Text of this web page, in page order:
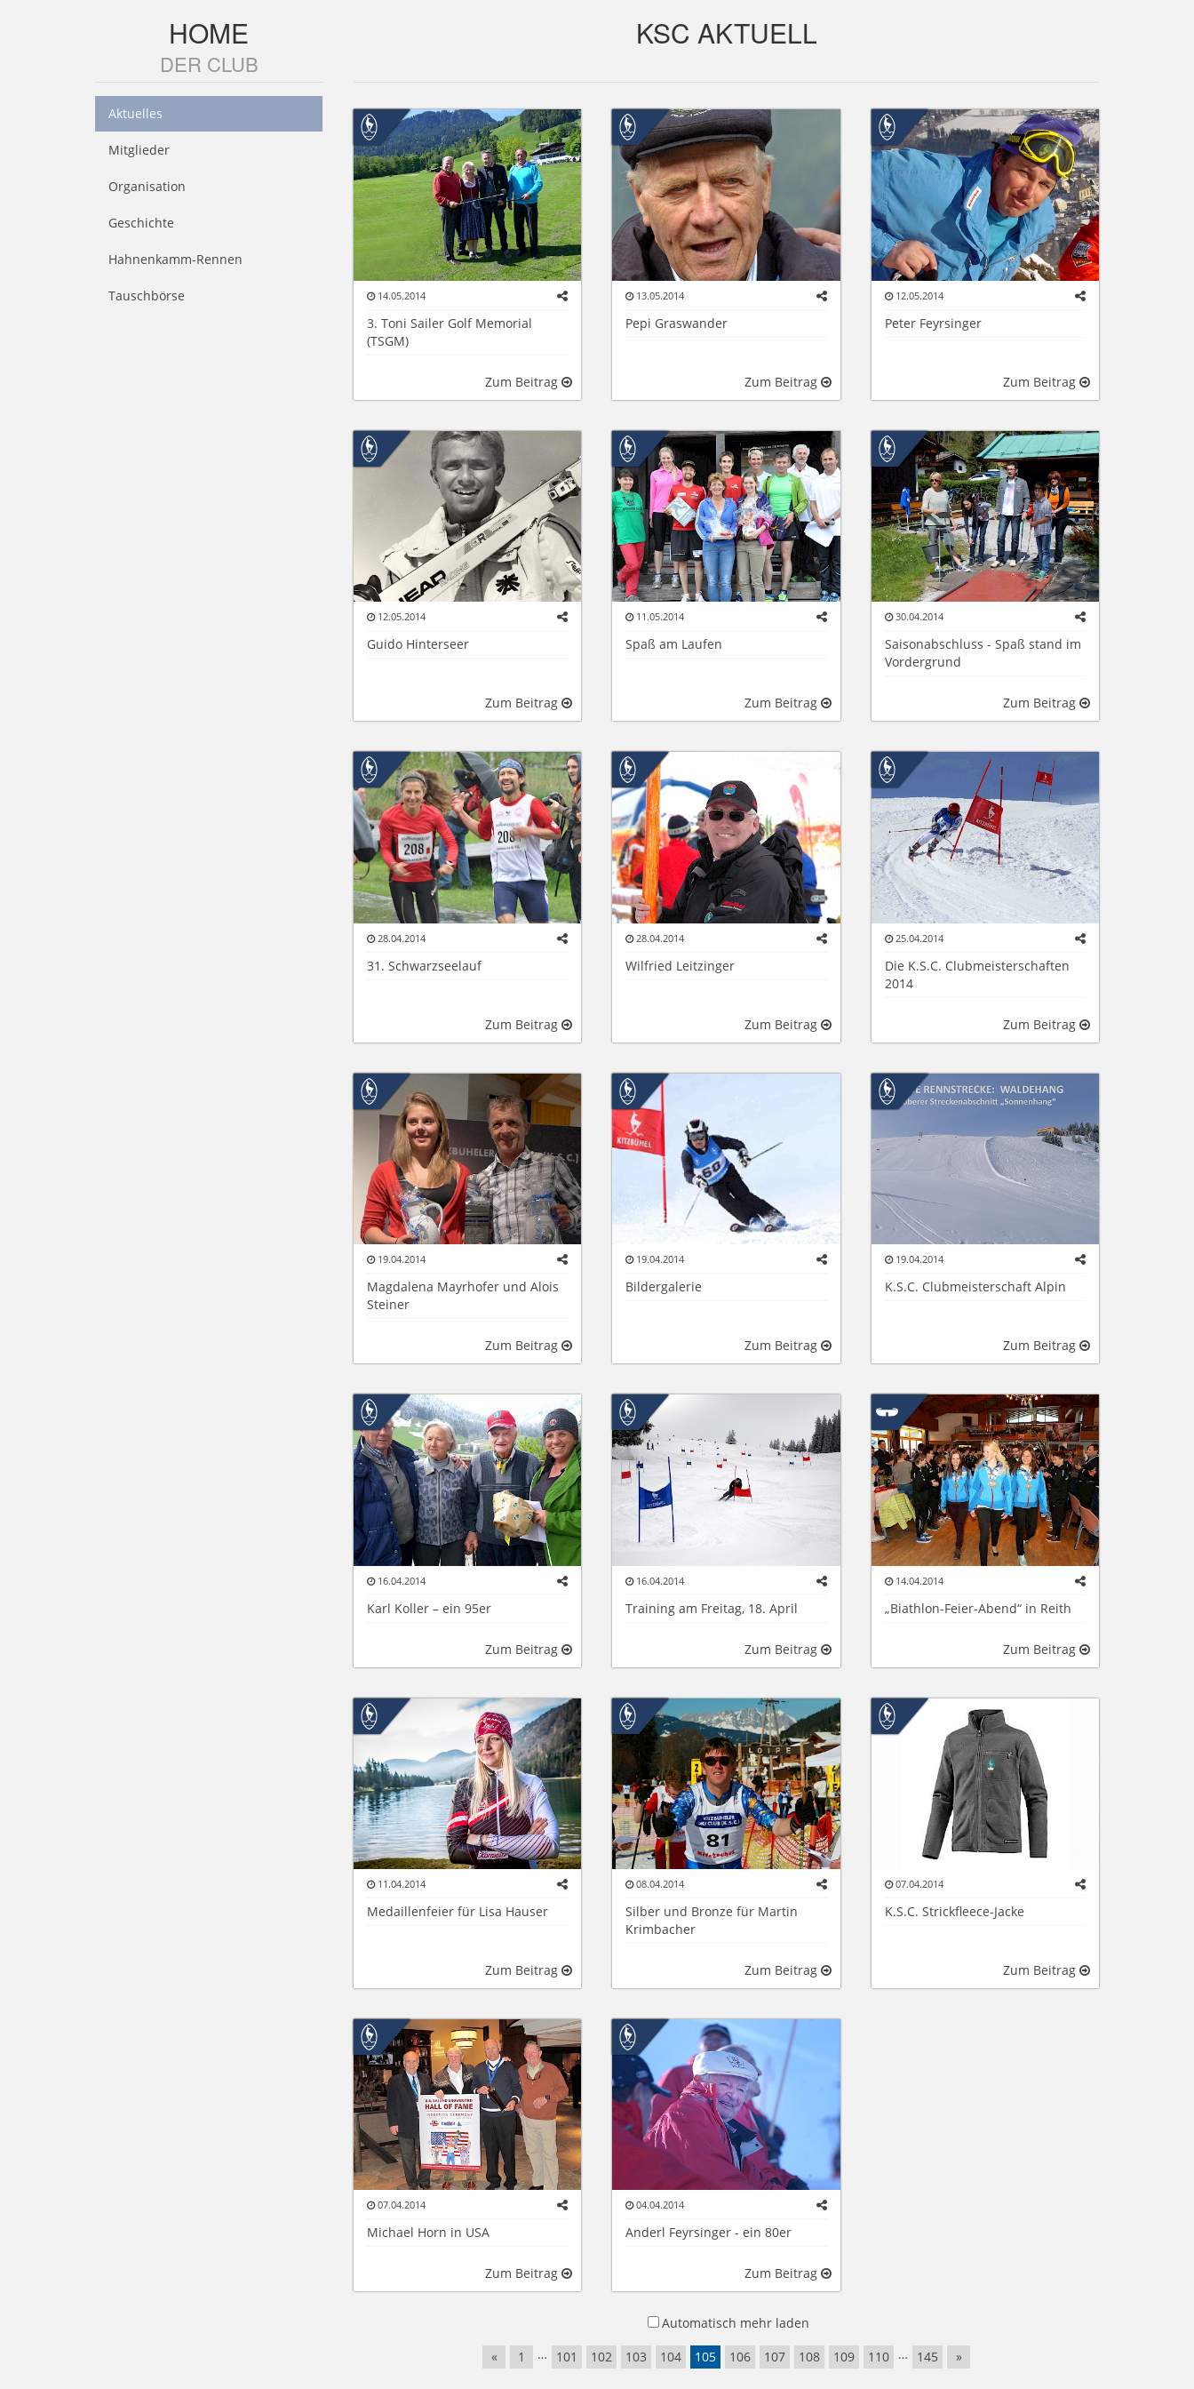
KSC AKTUELL
14.05.2014
3. Toni Sailer Golf Memorial
(TSGM)
Zum Beitrag
13.05.2014
Pepi Graswander
Zum Beitrag
12.05.2014
Peter Feyrsinger
Zum Beitrag
12.05.2014
Guido Hinterseer
Zum Beitrag
11.05.2014
Spaß am Laufen
Zum Beitrag
30.04.2014
Saisonabschluss - Spaß stand im
Vordergrund
Zum Beitrag
28.04.2014
31. Schwarzseelauf
Zum Beitrag
28.04.2014
Wilfried Leitzinger
Zum Beitrag
25.04.2014
Die K.S.C. Clubmeisterschaften
2014
Zum Beitrag
19.04.2014
Magdalena Mayrhofer und Alois
Steiner
Zum Beitrag
19.04.2014
Bildergalerie
Zum Beitrag
19.04.2014
K.S.C. Clubmeisterschaft Alpin
Zum Beitrag
16.04.2014
Karl Koller – ein 95er
Zum Beitrag
16.04.2014
Training am Freitag, 18. April
Zum Beitrag
14.04.2014
„Biathlon-Feier-Abend“ in Reith
Zum Beitrag
11.04.2014
Medaillenfeier für Lisa Hauser
Zum Beitrag
08.04.2014
Silber und Bronze für Martin
Krimbacher
Zum Beitrag
07.04.2014
K.S.C. Strickfleece-Jacke
Zum Beitrag
07.04.2014
Michael Horn in USA
Zum Beitrag
04.04.2014
Anderl Feyrsinger - ein 80er
Zum Beitrag
Automatisch mehr laden
«
1 … 101 102 103 104 105 106 107 108 109 110 … 145 »
HOME
DER CLUB
Aktuelles
Mitglieder
Organisation
Geschichte
Hahnenkamm-Rennen
Tauschbörse